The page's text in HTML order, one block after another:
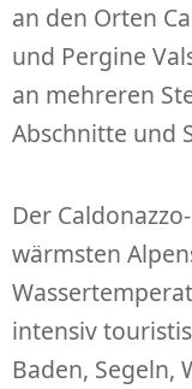
an den Orten
und Pergine
an mehreren
Abschnitte und
Der
wärmsten
intensiv
Baden, Segeln,